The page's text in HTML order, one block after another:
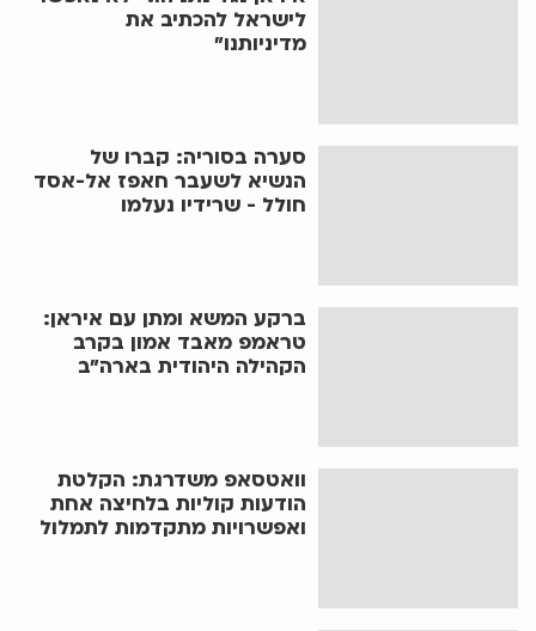
לישראל להכתיב את
מדיניותנו"
סערה בסוריה: קברו של
הנשיא לשעבר חאפז אל-אסד
חולל - שרידיו נעלמו
ברקע המשא ומתן עם איראן:
טראמפ מאבד אמון בקרב
הקהילה היהודית בארה"ב
וואטסאפ משדרגת: הקלטת
הודעות קוליות בלחיצה אחת
ואפשרויות מתקדמות לתמלול